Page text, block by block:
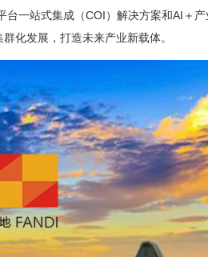
一站式集成（COI）解决方案和AI＋
化发展，打造未来产业新载体。